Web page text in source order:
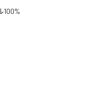
100%